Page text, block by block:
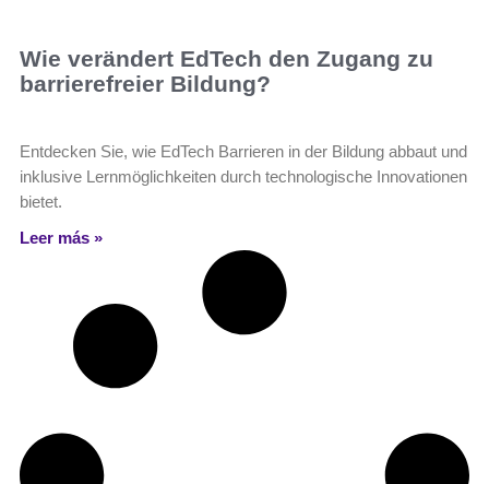
Wie verändert EdTech den Zugang zu
barrierefreier Bildung?
Entdecken Sie, wie EdTech Barrieren in der Bildung abbaut und
inklusive Lernmöglichkeiten durch technologische Innovationen
bietet.
Leer más »